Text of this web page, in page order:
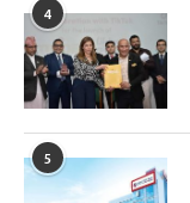
4
5